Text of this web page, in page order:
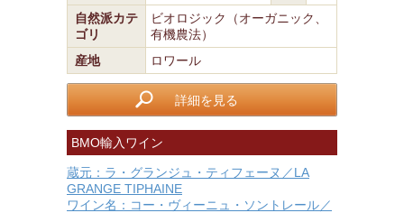
自然派カテ
ゴリ
ビオロジック（オーガニック、
有機農法）
産地
ロワール
詳細を見る
BMO輸入ワイン
蔵元：ラ・グランジュ・ティフェーヌ／LA
GRANGE TIPHAINE
ワイン名：コー・ヴィーニュ・ソントレール／